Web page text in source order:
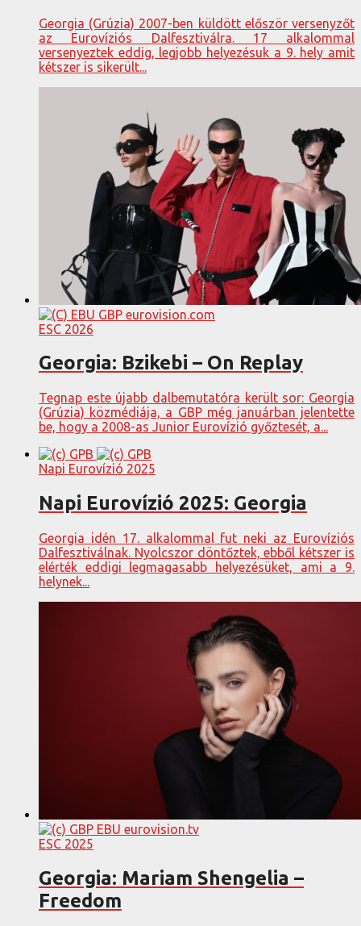
Georgia (Grúzia) 2007-ben küldött először versenyzőt
az Eurovíziós Dalfesztiválra. 17 alkalommal
versenyeztek eddig, legjobb helyezésuk a 9. hely amit
kétszer is sikerült...
ESC 2026
Georgia: Bzikebi – On Replay
Tegnap este újabb dalbemutatóra került sor: Georgia
(Grúzia) közmédiája, a GBP még januárban jelentette
be, hogy a 2008-as Junior Eurovízió győztesét, a...
Napi Eurovízió 2025
Napi Eurovízió 2025: Georgia
Georgia idén 17. alkalommal fut neki az Eurovíziós
Dalfesztiválnak. Nyolcszor döntőztek, ebből kétszer is
elérték eddigi legmagasabb helyezésüket, ami a 9.
helynek...
ESC 2025
Georgia: Mariam Shengelia –
Freedom